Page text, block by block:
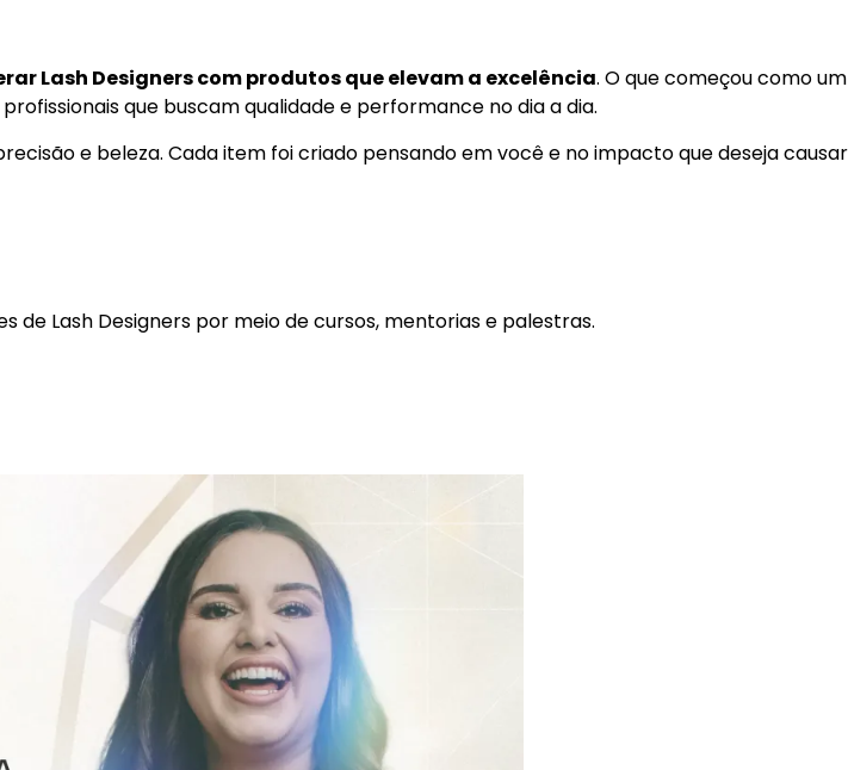
Lash Designers com produtos que elevam a excelência. O que começou como um
que buscam qualidade e performance no dia a dia.
e beleza. Cada item foi criado pensando em você e no impacto que deseja causar
Lash Designers por meio de cursos, mentorias e palestras.